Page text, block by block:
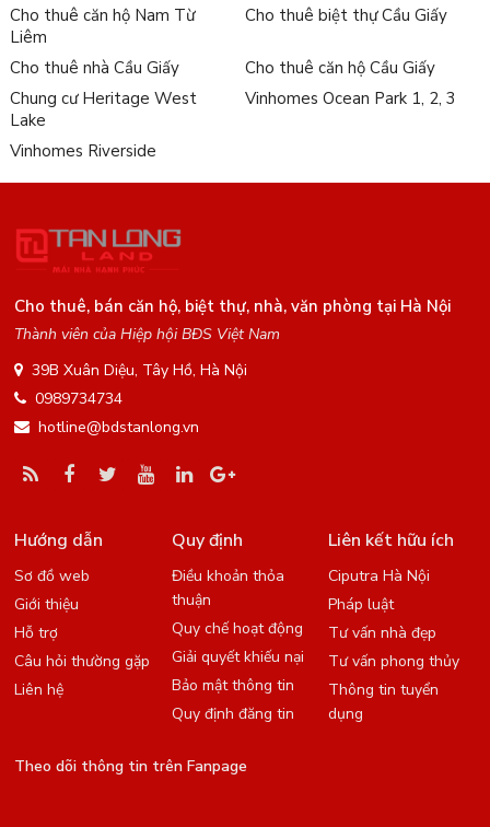
Cho thuê căn hộ Nam Từ
Liêm
Cho thuê biệt thự Cầu Giấy
Cho thuê nhà Cầu Giấy
Cho thuê căn hộ Cầu Giấy
Chung cư Heritage West
Lake
Vinhomes Ocean Park 1, 2, 3
Vinhomes Riverside
Cho thuê, bán căn hộ, biệt thự, nhà, văn phòng tại Hà Nội
Thành viên của Hiệp hội BĐS Việt Nam
39B Xuân Diệu, Tây Hồ, Hà Nội
0989734734
hotline@bdstanlong.vn
Hướng dẫn
Sơ đồ web
Giới thiệu
Hỗ trợ
Câu hỏi thường gặp
Liên hệ
Quy định
Điều khoản thỏa
thuận
Quy chế hoạt động
Giải quyết khiếu nại
Bảo mật thông tin
Quy định đăng tin
Liên kết hữu ích
Ciputra Hà Nội
Pháp luật
Tư vấn nhà đẹp
Tư vấn phong thủy
Thông tin tuyển
dụng
Theo dõi thông tin trên Fanpage